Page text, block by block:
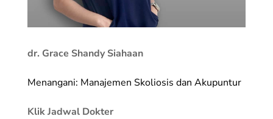
dr. Grace Shandy Siahaan
Menangani: Manajemen Skoliosis dan Akupuntur
Klik Jadwal Dokter